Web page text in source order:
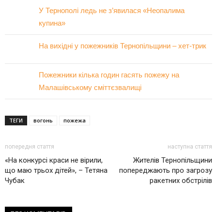
У Тернополі ледь не з’явилася «Неопалима
купина»
На вихідні у пожежників Тернопільщини – хет-трик
Пожежники кілька годин гасять пожежу на
Малашівському сміттєзвалищі
ТЕГИ вогонь пожежа
попередня стаття
«На конкурсі краси не вірили,
що маю трьох дітей», – Тетяна
Чубак
наступна стаття
Жителів Тернопільщини
попереджають про загрозу
ракетних обстрілів